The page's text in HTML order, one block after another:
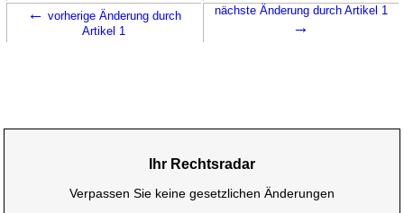
← vorherige Änderung durch
Artikel 1
nächste Änderung durch Artikel 1
→
Ihr Rechtsradar
Verpassen Sie keine gesetzlichen Änderungen